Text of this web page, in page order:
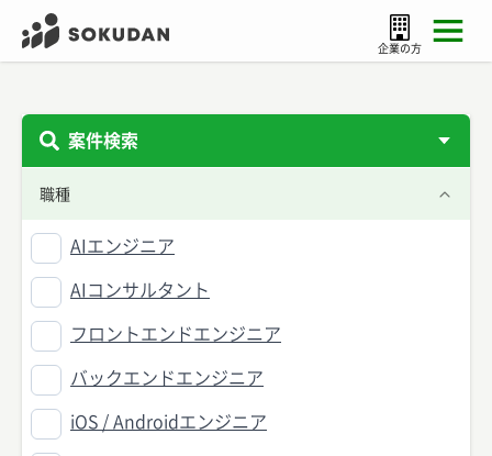
企業の方
案件検索
職種
AIエンジニア
AIコンサルタント
フロントエンドエンジニア
バックエンドエンジニア
iOS / Androidエンジニア